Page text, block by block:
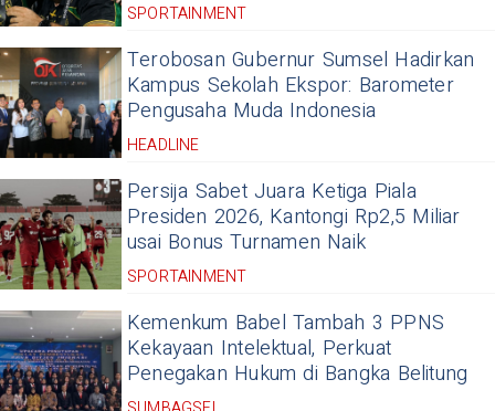
SPORTAINMENT
Terobosan Gubernur Sumsel Hadirkan
Kampus Sekolah Ekspor: Barometer
Pengusaha Muda Indonesia
HEADLINE
Persija Sabet Juara Ketiga Piala
Presiden 2026, Kantongi Rp2,5 Miliar
usai Bonus Turnamen Naik
SPORTAINMENT
Kemenkum Babel Tambah 3 PPNS
Kekayaan Intelektual, Perkuat
Penegakan Hukum di Bangka Belitung